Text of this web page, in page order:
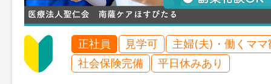
正社員 見学可
主婦(夫)・働くママ
社会保険完備
平日休みあり